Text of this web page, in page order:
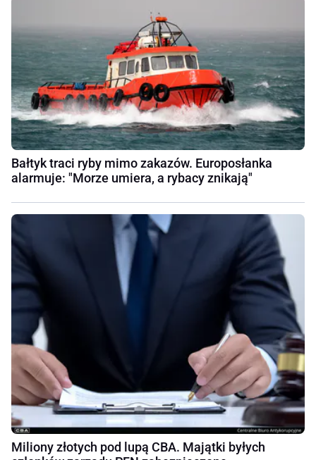
Bałtyk traci ryby mimo zakazów. Europosłanka
alarmuje: "Morze umiera, a rybacy znikają"
Miliony złotych pod lupą CBA. Majątki byłych